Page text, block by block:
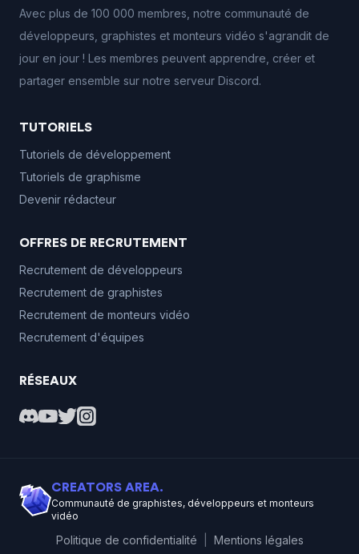
Avec plus de 100 000 membres, notre communauté de
développeurs, graphistes et monteurs vidéo s'agrandit de
jour en jour ! Les membres peuvent apprendre, créer et
partager ensemble sur notre serveur Discord.
TUTORIELS
Tutoriels de développement
Tutoriels de graphisme
Devenir rédacteur
OFFRES DE RECRUTEMENT
Recrutement de développeurs
Recrutement de graphistes
Recrutement de monteurs vidéo
Recrutement d'équipes
RÉSEAUX
CREATORS AREA.
Communauté de graphistes, développeurs et monteurs
vidéo
Politique de confidentialité Mentions légales